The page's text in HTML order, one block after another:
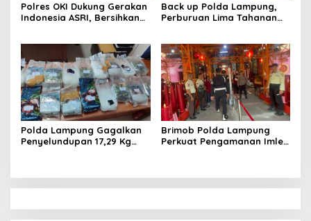
Polres OKI Dukung Gerakan
Indonesia ASRI, Bersihkan
Back up Polda Lampung,
Perburuan Lima Tahanan
Pelarian Kian Terkepung
Polda Lampung Gagalkan
Penyelundupan 17,29 Kg
Brimob Polda Lampung
Perkuat Pengamanan Imlek